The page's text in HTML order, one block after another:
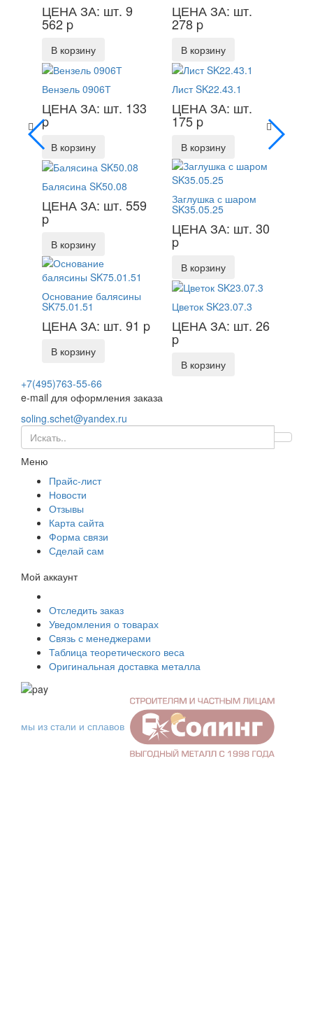
ЦЕНА ЗА: шт. 9
562 p
В корзину
Вензель 0906Т
ЦЕНА ЗА: шт. 133
p
В корзину
Балясина SK50.08
ЦЕНА ЗА: шт. 559
p
В корзину
Основание балясины
SK75.01.51
ЦЕНА ЗА: шт. 91 p
В корзину
ЦЕНА ЗА: шт.
278 p
В корзину
Лист SK22.43.1
ЦЕНА ЗА: шт.
175 p
В корзину
Заглушка с шаром
SK35.05.25
ЦЕНА ЗА: шт. 30
p
В корзину
Цветок SK23.07.3
ЦЕНА ЗА: шт. 26
p
В корзину
+7(495)763-55-66
e-mail для оформления заказа
soling.schet@yandex.ru
Меню
Прайс-лист
Новости
Отзывы
Карта сайта
Форма связи
Сделай сам
Мой аккаунт
Отследить заказ
Уведомления о товарах
Связь с менеджерами
Таблица теоретического веса
Оригинальная доставка металла
мы из стали и сплавов